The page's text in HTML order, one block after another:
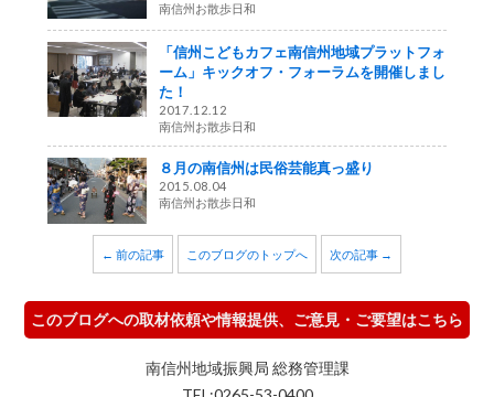
南信州お散歩日和
「信州こどもカフェ南信州地域プラットフォ
ーム」キックオフ・フォーラムを開催しまし
た！
2017.12.12
南信州お散歩日和
８月の南信州は民俗芸能真っ盛り
2015.08.04
南信州お散歩日和
← 前の記事 このブログのトップへ 次の記事 →
このブログへの取材依頼や情報提供、ご意見・ご要望はこちら
南信州地域振興局 総務管理課